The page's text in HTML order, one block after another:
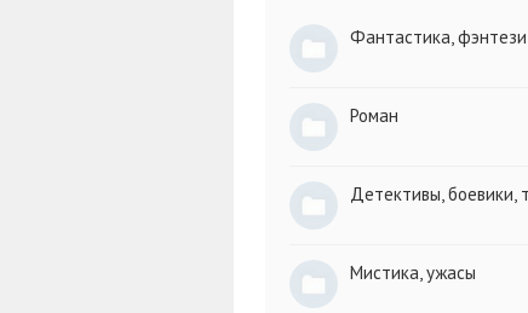
Фантастика, фэнтези
Роман
Детективы, боевики,
Мистика, ужасы